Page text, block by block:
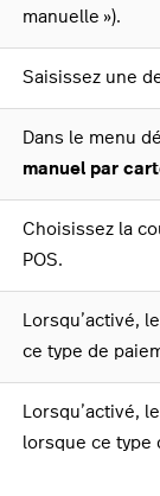
manuelle »).
Saisissez une
Dans le menu
manuel par
Choisissez la
POS.
Lorsqu’activé,
ce type de
Lorsqu’activé,
lorsque ce type